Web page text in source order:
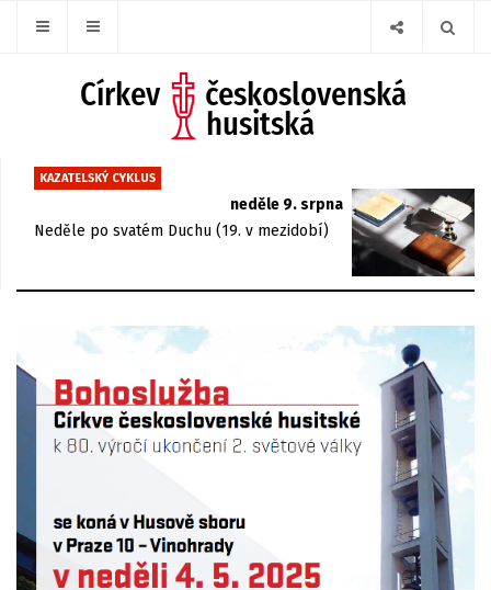
KAZATELSKÝ CYKLUS
neděle 9. srpna
Neděle po svatém Duchu (19. v mezidobí)